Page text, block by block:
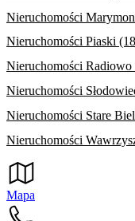
Nieruchomości
Nieruchomości Piaski
Nieruchomości Radiowo
Nieruchomości
Nieruchomości Stare
Nieruchomości
Mapa